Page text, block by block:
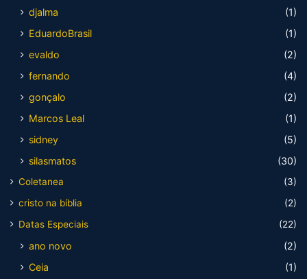
djalma
(1)
EduardoBrasil
(1)
evaldo
(2)
fernando
(4)
gonçalo
(2)
Marcos Leal
(1)
sidney
(5)
silasmatos
(30)
Coletanea
(3)
cristo na bíblia
(2)
Datas Especiais
(22)
ano novo
(2)
Ceia
(1)